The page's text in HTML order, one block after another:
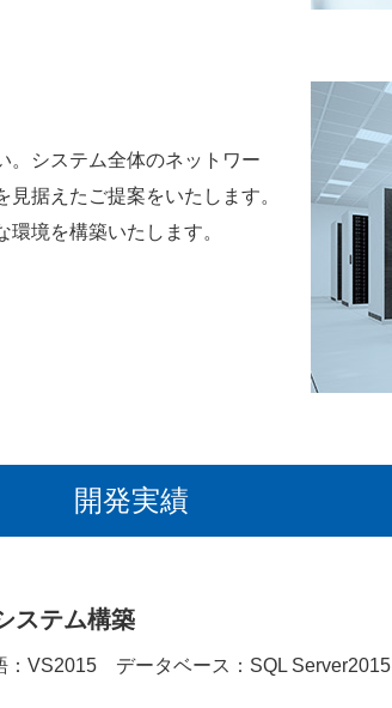
。システム全体のネットワー
据えたご提案をいたします。
境を構築いたします。
開発実績
ステム構築
：VS2015 データベース：SQL Server2015